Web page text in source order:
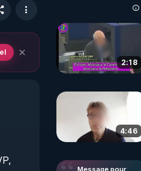
2:18
4:46
Message pour